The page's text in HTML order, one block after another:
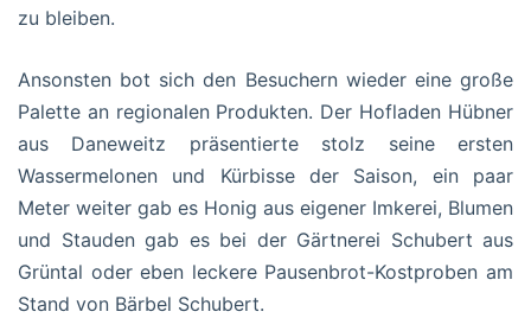
zu bleiben.
Ansonsten bot sich den Besuchern wieder eine große
Palette an regionalen Produkten. Der Hofladen Hübner
aus Daneweitz präsentierte stolz seine ersten
Wassermelonen und Kürbisse der Saison, ein paar
Meter weiter gab es Honig aus eigener Imkerei, Blumen
und Stauden gab es bei der Gärtnerei Schubert aus
Grüntal oder eben leckere Pausenbrot-Kostproben am
Stand von Bärbel Schubert.